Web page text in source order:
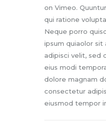
on Vimeo.
qui ratione
Neque porro
ipsum quiaolor
adipisci velit, sed
eius modi
dolore magnam
consectetur
eiusmod tempor